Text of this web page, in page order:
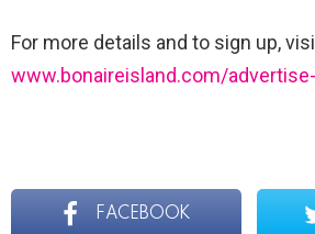
For more details and to sign up,
www.bonaireisland.com/
FACEBOOK